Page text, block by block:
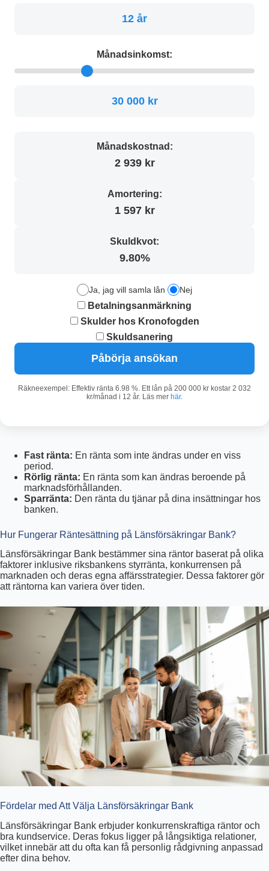
12 år
Månadsinkomst:
30 000 kr
Månadskostnad:
2 939 kr
Amortering:
1 597 kr
Skuldkvot:
9.80%
Ja, jag vill samla lån Nej
Betalningsanmärkning
Skulder hos Kronofogden
Skuldsanering
Påbörja ansökan
Räkneexempel: Effektiv ränta 6.98 %. Ett lån på 200 000 kr kostar 2 032
kr/månad i 12 år. Läs mer här.
Fast ränta: En ränta som inte ändras under en viss
period.
Rörlig ränta: En ränta som kan ändras beroende på
marknadsförhållanden.
Sparränta: Den ränta du tjänar på dina insättningar hos
banken.
Hur Fungerar Räntesättning på Länsförsäkringar Bank?
Länsförsäkringar Bank bestämmer sina räntor baserat på olika
faktorer inklusive riksbankens styrränta, konkurrensen på
marknaden och deras egna affärsstrategier. Dessa faktorer gör
att räntorna kan variera över tiden.
Fördelar med Att Välja Länsförsäkringar Bank
Länsförsäkringar Bank erbjuder konkurrenskraftiga räntor och
bra kundservice. Deras fokus ligger på långsiktiga relationer,
vilket innebär att du ofta kan få personlig rådgivning anpassad
efter dina behov.